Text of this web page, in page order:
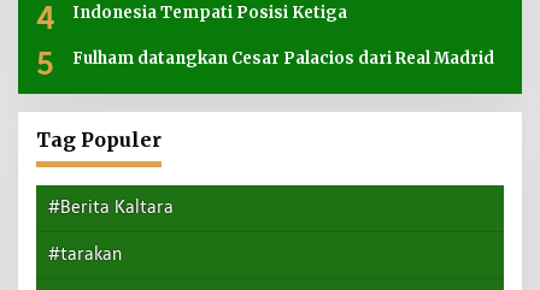
4 Indonesia Tempati Posisi Ketiga
5 Fulham datangkan Cesar Palacios dari Real Madrid
Tag Populer
#Berita Kaltara
#tarakan